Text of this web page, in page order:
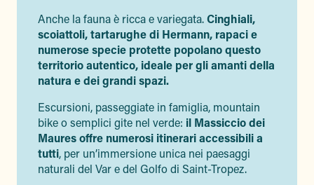
Anche la fauna è ricca e variegata.Cinghiali,
scoiattoli, tartarughe di Hermann, rapaci e
numerose specie protette popolano questo
territorio autentico, ideale per gli amanti della
natura e dei grandi spazi.
Escursioni, passeggiate in famiglia, mountain
bike o semplici gite nel verde: il Massiccio dei
Maures offre numerosi itinerari accessibili a
tutti, per un’immersione unica nei paesaggi
naturali del Var e del Golfo di Saint-Tropez.